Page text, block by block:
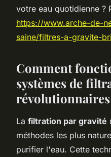
votre eau quotidienne ?
https://www.arche-de-
saine/filtres-a-gravite-
Comment
systèmes de
révolutionnaires
La filtration par gravité
méthodes les plus
purifier l'eau. Cette